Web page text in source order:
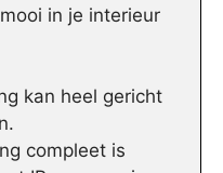
in je interieur
kan heel gericht
compleet is